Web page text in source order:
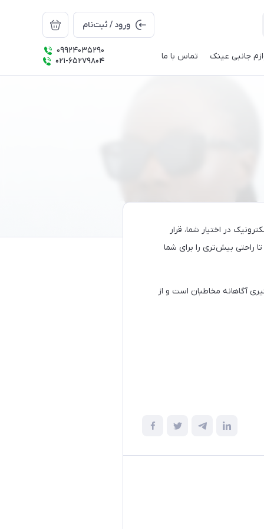
ورود / ثبت‌نام
جانبی عینک تماس با ما
09924035290
021-65279804
در اختیار شما، قرار
تا راحتی بیش‌تری را برای شما
آگاهانه مخاطبان است و از